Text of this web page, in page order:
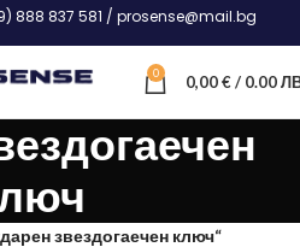
888 837 581 / prosense@mail.bg
0 0,00€/ 0.00
звездогаечен ключ“